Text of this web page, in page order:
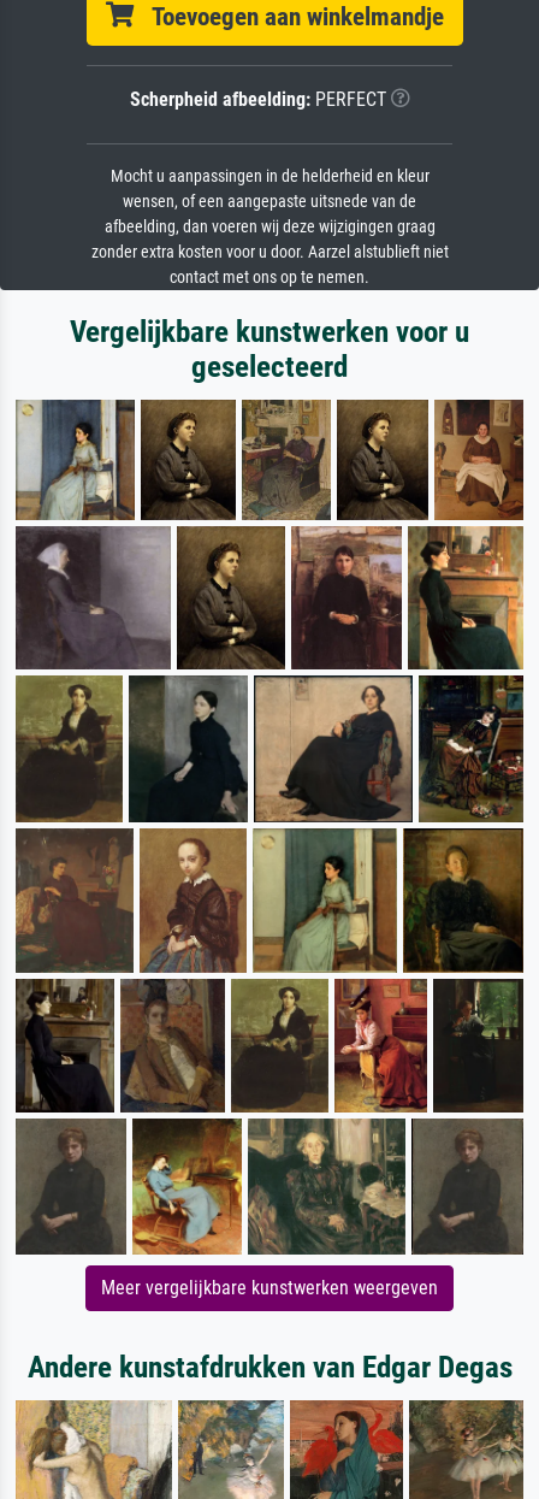
Toevoegen aan winkelmandje
Scherpheid afbeelding:PERFECT
Mocht u aanpassingen in de helderheid en kleur
wensen, of een aangepaste uitsnede van de
afbeelding, dan voeren wij deze wijzigingen graag
zonder extra kosten voor u door. Aarzel alstublieft niet
contact met ons op te nemen.
Vergelijkbare kunstwerken voor u
geselecteerd
Meer vergelijkbare kunstwerken weergeven
Andere kunstafdrukken van Edgar Degas